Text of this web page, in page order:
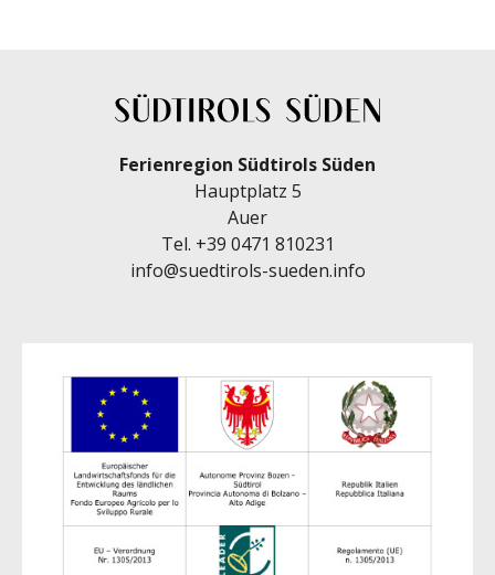
Ferienregion Südtirols Süden
Hauptplatz 5
Auer
Tel. +39 0471 810231
info@suedtirols-sueden.info